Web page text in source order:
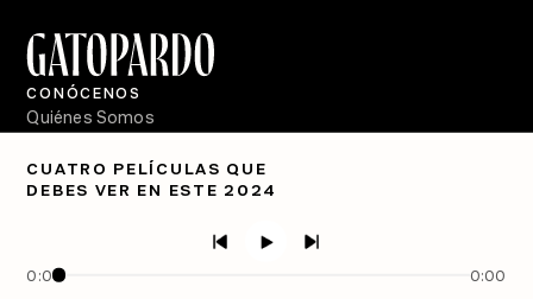
CUATRO PELÍCULAS QUE
DEBES VER EN ESTE 2024
0:00 0:00
CONÓCENOS
Quiénes Somos
PÓDCASTS
Crecer en Distopía